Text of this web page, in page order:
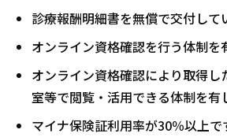
診療報酬明細書を無償で交付して
オンライン資格確認を行う体制を
オンライン資格確認により取得し
室等で閲覧・活用できる体制を有
マイナ保険証利用率が30％以上で